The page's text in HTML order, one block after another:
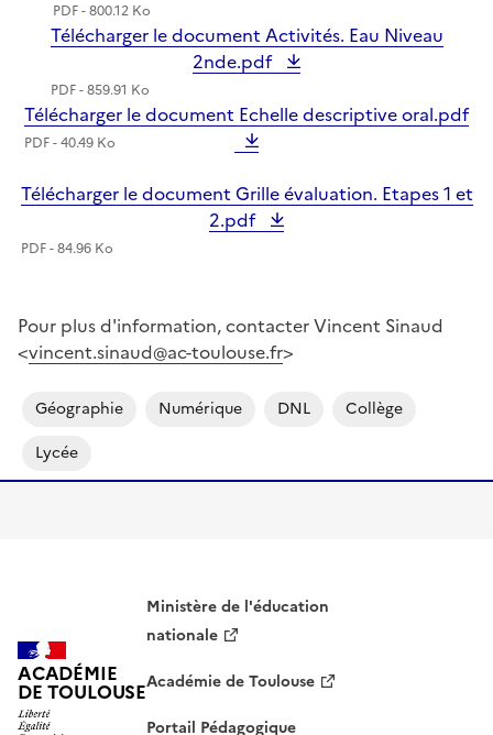
PDF - 800.12 Ko
Télécharger le document Activités. Eau Niveau
2nde.pdf
PDF - 859.91 Ko
Télécharger le document Echelle descriptive oral.pdf
PDF - 40.49 Ko
Télécharger le document Grille évaluation. Etapes 1 et
2.pdf
PDF - 84.96 Ko
Pour plus d'information, contacter Vincent Sinaud
<vincent.sinaud@ac-toulouse.fr>
Géographie Numérique DNL
Collège
Lycée
ACADÉMIE
DE TOULOUSE
Ministère de l'éducation
nationale
Académie de Toulouse
Portail Pédagogique